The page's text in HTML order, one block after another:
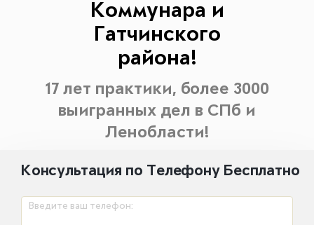
Коммунара и
Гатчинского
района!
17 лет практики, более 3000
выигранных дел в СПб и
Ленобласти!
Консультация по Телефону Бесплатно
Введите ваш телефон: